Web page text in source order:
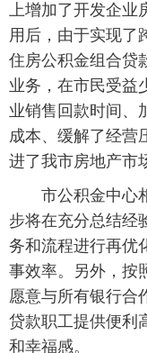
上增加了开发企业
用后，由于实现了
住房公积金组合贷
业务，在市民受益
业销售回款时间、
成本、缓解了经营
进了我市房地产市
市公积金中心相
步将在充分总结经
务和流程进行再优
事效率。另外，按
愿意与所有银行合
贷款职工提供便利
和幸福感。